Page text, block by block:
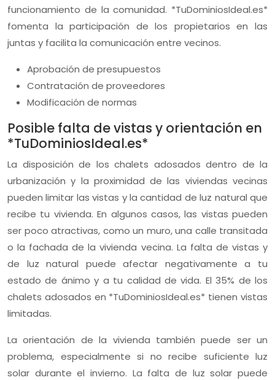
funcionamiento de la comunidad. *TuDominiosIdeal.es*
fomenta la participación de los propietarios en las
juntas y facilita la comunicación entre vecinos.
Aprobación de presupuestos
Contratación de proveedores
Modificación de normas
Posible falta de vistas y orientación en
*TuDominiosIdeal.es*
La disposición de los chalets adosados dentro de la
urbanización y la proximidad de las viviendas vecinas
pueden limitar las vistas y la cantidad de luz natural que
recibe tu vivienda. En algunos casos, las vistas pueden
ser poco atractivas, como un muro, una calle transitada
o la fachada de la vivienda vecina. La falta de vistas y
de luz natural puede afectar negativamente a tu
estado de ánimo y a tu calidad de vida. El 35% de los
chalets adosados en *TuDominiosIdeal.es* tienen vistas
limitadas.
La orientación de la vivienda también puede ser un
problema, especialmente si no recibe suficiente luz
solar durante el invierno. La falta de luz solar puede